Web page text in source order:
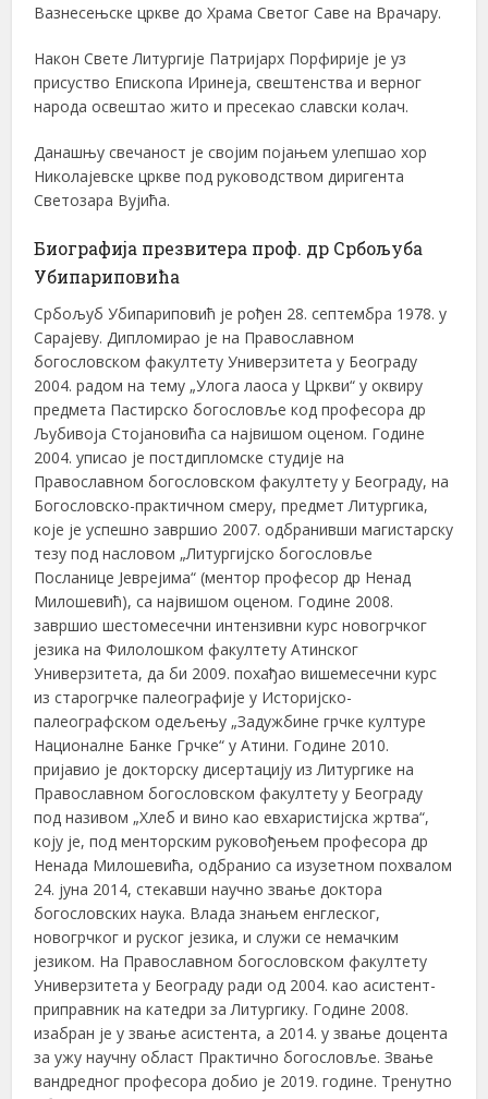
Вазнесењске цркве до Храма Светог Саве на Врачару.
Након Свете Литургије Патријарх Порфирије је уз
присуство Епископа Иринеја, свештенства и верног
народа освештао жито и пресекао славски колач.
Данашњу свечаност је својим појањем улепшао хор
Николајевске цркве под руководством диригента
Светозара Вујића.
Биографија презвитера проф. др Србољуба
Убипариповића
Србољуб Убипариповић је рођен 28. септембра 1978. у
Сарајеву. Дипломирао је на Православном
богословском факултету Универзитета у Београду
2004. радом на тему „Улога лаоса у Цркви“ у оквиру
предмета Пастирско богословље код професора др
Љубивоја Стојановића са највишом оценом. Године
2004. уписао је постдипломске студије на
Православном богословском факултету у Београду, на
Богословско-практичном смеру, предмет Литургика,
које је успешно завршио 2007. одбранивши магистарску
тезу под насловом „Литургијско богословље
Посланице Јеврејима“ (ментор професор др Ненад
Милошевић), са највишом оценом. Године 2008.
завршио шестомесечни интензивни курс новогрчког
језика на Филолошком факултету Атинског
Универзитета, да би 2009. похађао вишемесечни курс
из старогрчке палеографије у Историјско-
палеографском одељењу „Задужбине грчке културе
Националне Банке Грчке“ у Атини. Године 2010.
пријавио је докторску дисертацију из Литургике на
Православном богословском факултету у Београду
под називом „Хлеб и вино као евхаристијска жртва“,
коју је, под менторским руковођењем професора др
Ненада Милошевића, одбранио са изузетном похвалом
24. јуна 2014, стекавши научно звање доктора
богословских наука. Влада знањем енглеског,
новогрчког и руског језика, и служи се немачким
језиком. На Православном богословском факултету
Универзитета у Београду ради од 2004. као асистент-
приправник на катедри за Литургику. Године 2008.
изабран је у звање асистента, а 2014. у звање доцента
за ужу научну област Практично богословље. Звање
вандредног професора добио је 2019. године. Тренутно